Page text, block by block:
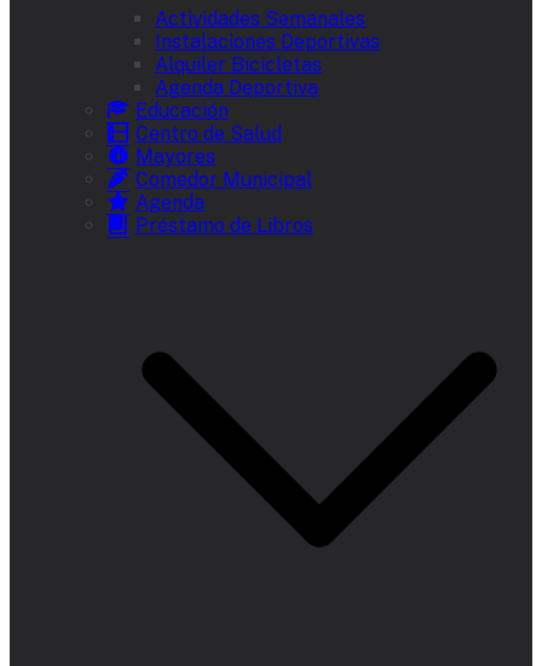
Actividades Semanales
Instalaciones Deportivas
Alquiler Bicicletas
Agenda Deportiva
Educación
Centro de Salud
Mayores
Comedor Municipal
Agenda
Préstamo de Libros